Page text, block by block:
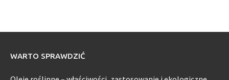
WARTO SPRAWDZIĆ